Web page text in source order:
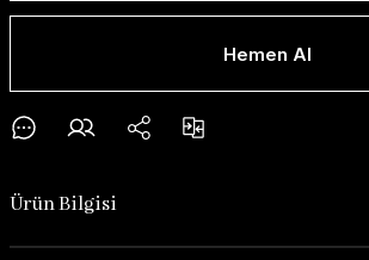
Hemen Al
Ürün Bilgisi